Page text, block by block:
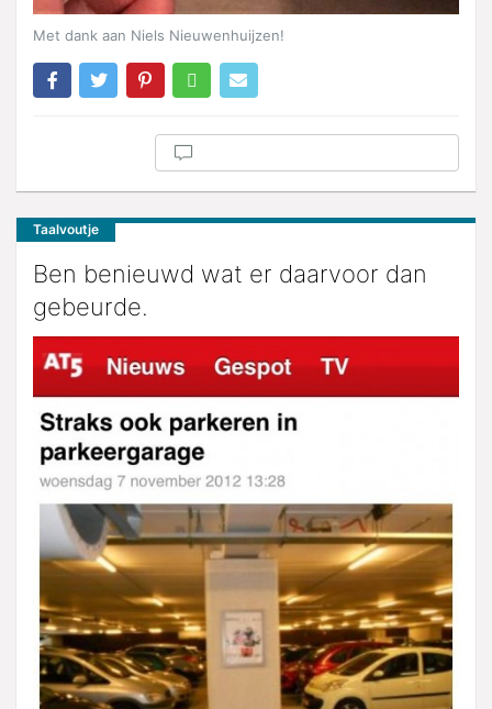
Met dank aan Niels Nieuwenhuijzen!
Taalvoutje
Ben benieuwd wat er daarvoor dan
gebeurde.